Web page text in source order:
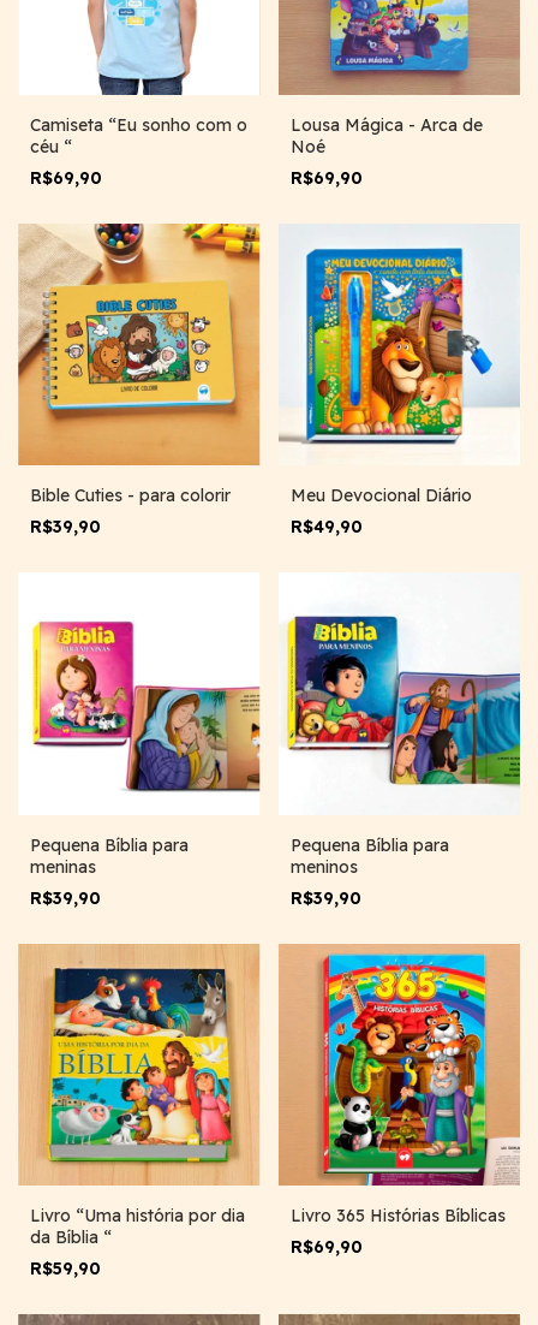
Camiseta “Eu sonho com o
céu “
R$69,90
Lousa Mágica - Arca de
Noé
R$69,90
Bible Cuties - para colorir
R$39,90
Meu Devocional Diário
R$49,90
Pequena Bíblia para
meninas
R$39,90
Pequena Bíblia para
meninos
R$39,90
Livro “Uma história por dia
da Bíblia “
R$59,90
Livro 365 Histórias Bíblicas
R$69,90